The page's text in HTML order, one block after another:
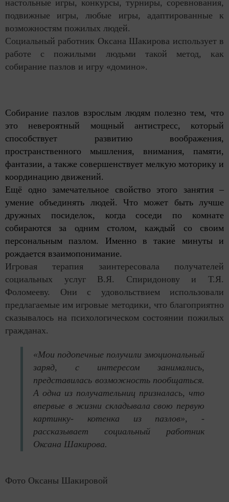
настольные игры, конкурсы, турниры, соревнования,
подвижные игры, любые игры, адаптированные к
возможностям пожилых людей.
Социальный работник Оксана Шакирова использует в
работе с пожилыми людьми такой метод, как
собирание пазлов и игру «домино».
Собирание пазлов взрослым людям полезно тем, что
это невероятный мощный антистресс, который
способствует развитию воображения,
пространственного мышления, внимания, памяти,
фантазии, а также совершенствует мелкую моторику и
координацию движений.
Ещё одно замечательное свойство этого занятия –
умение объединять людей. Что может быть лучше
дружных посиделок, когда соседи по комнате
собираются за одним столом, каждый со своим
персональным пазлом. Именно в такие минуты и
рождается взаимопонимание.
Игровая терапия заинтересовала получателей
социальных услуг В.Я. Спиридонову и Т.Я.
Фоломееву. Они с удовольствием использовали
предлагаемые им игровые методики, что благоприятно
сказывалось на психологическом состоянии пожилых
гражданах.
«Мои подопечные получили эмоциональный
заряд, с интересом занимались,
представилась возможность пообщаться.
А одна из получательниц призналась, что
впервые в жизни складывала свою первую
картинку- котенка из пазлов», -
рассказывает социальный работник
Оксана Шакирова.
Фото Оксаны Шакировой